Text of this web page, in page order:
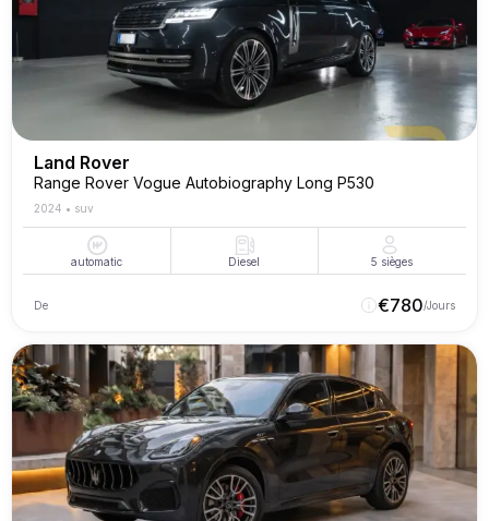
Land Rover
Range Rover Vogue Autobiography Long P530
2024 • suv
automatic Diesel 5 sièges
De €780/Jours